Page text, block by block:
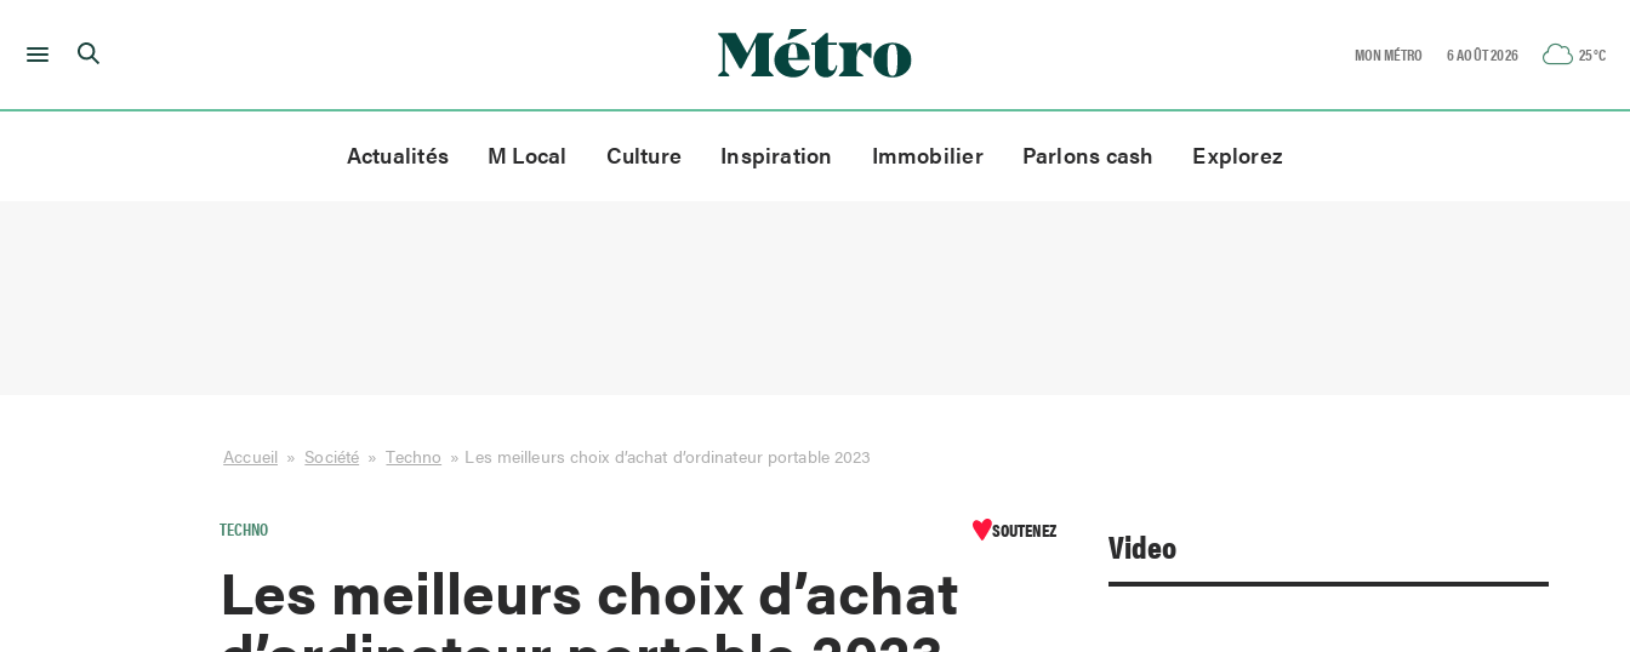
Skip
MON MÉTRO 6 AOÛT 2026 25°C
Actualités M Local Culture Inspiration Immobilier Parlons cash Explorez
Accueil » Société » Techno » Les meilleurs choix d’achat d’ordinateur portable 2023
TECHNO SOUTENEZ
Les meilleurs choix d’achat
Video